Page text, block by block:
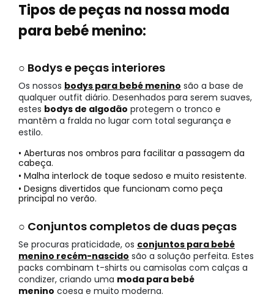
Tipos de peças na nossa moda
para bebé menino:
○ Bodys e peças interiores
Os nossos bodys para bebé menino são a base de
qualquer outfit diário. Desenhados para serem suaves,
estes bodys de algodão protegem o tronco e
mantêm a fralda no lugar com total segurança e
estilo.
• Aberturas nos ombros para facilitar a passagem da
cabeça.
• Malha interlock de toque sedoso e muito resistente.
• Designs divertidos que funcionam como peça
principal no verão.
○ Conjuntos completos de duas peças
Se procuras praticidade, os conjuntos para bebé
menino recém-nascido são a solução perfeita. Estes
packs combinam t-shirts ou camisolas com calças a
condizer, criando uma moda para bebé
menino coesa e muito moderna.